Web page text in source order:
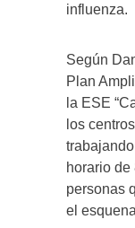
influenza.
Según
Plan
la ESE
los
horario de
personas
el